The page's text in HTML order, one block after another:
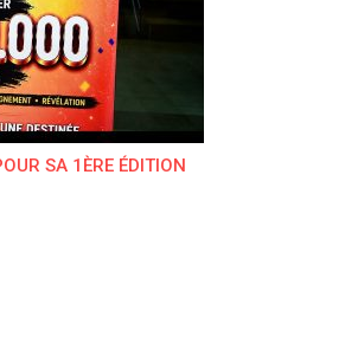
SA 1ÈRE ÉDITION